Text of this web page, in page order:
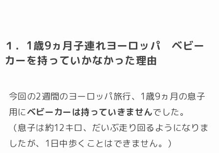
１．1歳9ヵ月子連れヨーロッパ ベビー
カーを持っていかなかった理由
今回の2週間のヨーロッパ旅行、1歳9ヵ月の息子
用にベビーカーは持っていきませんでした。
（息子は約12キロ、だいぶ走り回るようになりま
したが、1日中歩くことはできません。）